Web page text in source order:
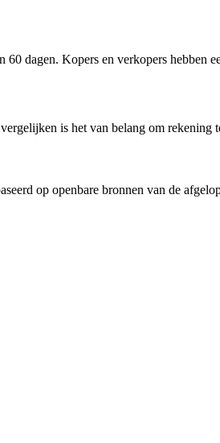
dagen. Kopers en verkopers hebben
is het van belang om
op openbare bronnen van de